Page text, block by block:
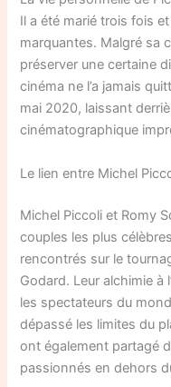
Il a été marié trois fois
marquantes. Malgré sa
préserver une certaine
cinéma ne l’a jamais
mai 2020, laissant
cinématographique
Le lien entre Michel
Michel Piccoli et Romy
couples les plus
rencontrés sur le
Godard. Leur alchimie à
les spectateurs du
dépassé les limites du
ont également partagé
passionnés en dehors